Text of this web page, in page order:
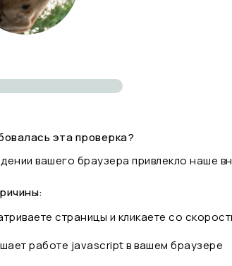
эта проверка?
вашего браузера привлекло наше
страницы и кликаете со
работе javascript в вашем браузере